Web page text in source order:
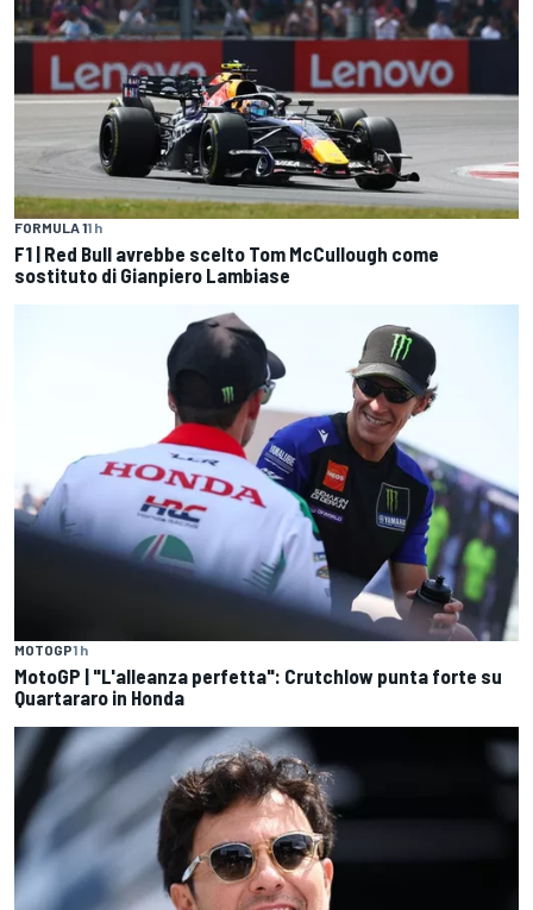
FORMULA 11 h
F1 | Red Bull avrebbe scelto Tom McCullough come
sostituto di Gianpiero Lambiase
MOTOGP1 h
MotoGP | "L'alleanza perfetta": Crutchlow punta forte su
Quartararo in Honda